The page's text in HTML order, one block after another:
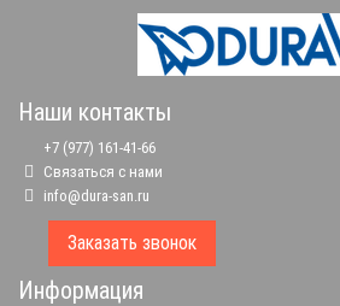
Наши контакты
+7 (977) 161-41-66
Связаться с нами
info@dura-san.ru
Заказать звонок
Информация